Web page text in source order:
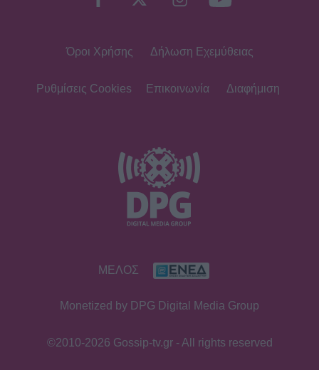
Όροι Χρήσης Δήλωση Εχεμύθειας
Ρυθμίσεις Cookies Επικοινωνία Διαφήμιση
ΜΕΛΟΣ
Monetized by DPG Digital Media Group
©2010-2026 Gossip-tv.gr - All rights reserved